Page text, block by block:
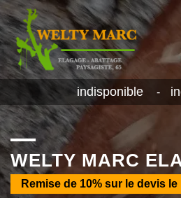
indisponible -
WELTY MARC
Remise de 10% sur le devis